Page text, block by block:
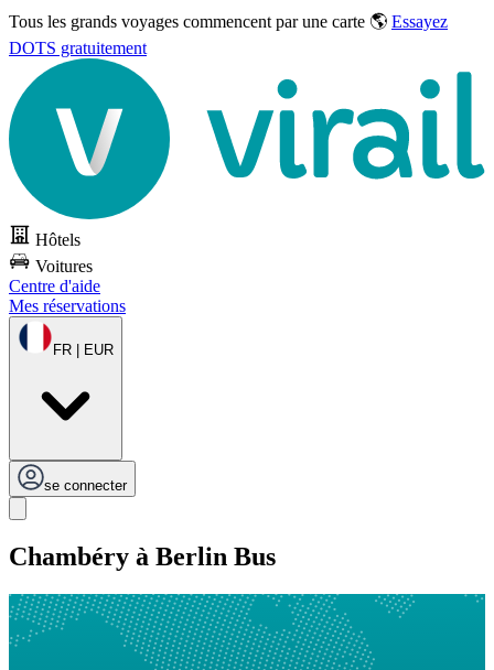
Tous les grands voyages commencent par une carte 🌎 Essayez
DOTS gratuitement
Hôtels
Voitures
Centre d'aide
Mes réservations
FR | EUR
se connecter
Chambéry à Berlin Bus